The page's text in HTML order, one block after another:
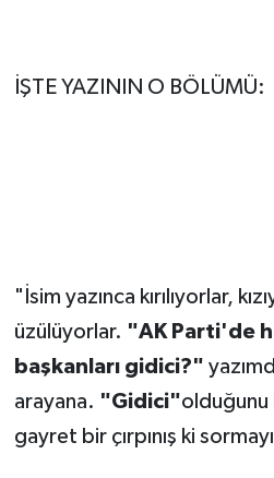
İŞTE YAZININ O BÖLÜMÜ:
"İsim yazınca kırılıyorlar,
üzülüyorlar. "AK Parti'de
başkanları gidici?"
arayana. "Gidici"
gayret bir çırpınış ki